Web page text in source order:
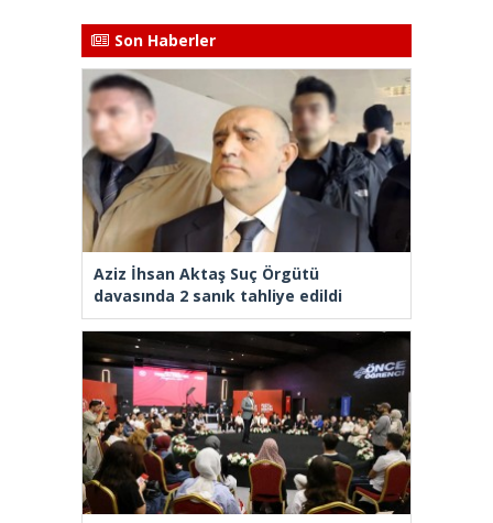
Son Haberler
Aziz İhsan Aktaş Suç Örgütü
davasında 2 sanık tahliye edildi